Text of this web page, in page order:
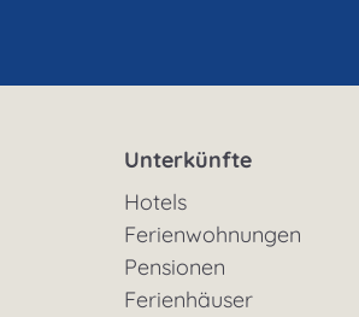
Unterkünfte
Hotels
Ferienwohnungen
Pensionen
Ferienhäuser